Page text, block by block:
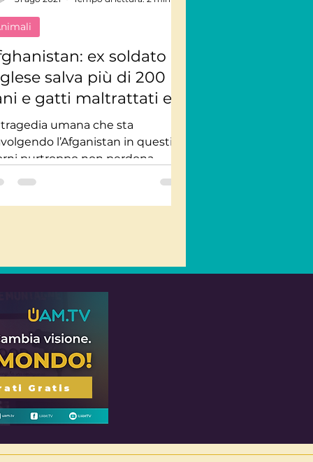
ex soldato
salva più di 200
e gatti maltrattati e
li porta a casa nel
Unito
tragedia umana che sta
l’Afganistan in questi
purtroppo non perdona
i nostri amici a quattro
Gratis